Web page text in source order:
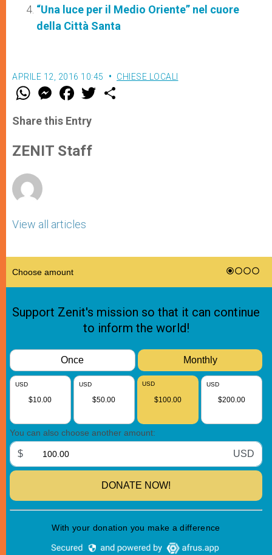
“Una luce per il Medio Oriente” nel cuore
della Città Santa
APRILE 12, 2016 10:45 CHIESE LOCALI
W
t
s
p
p
M
e
s
e
g
e
F
a
e
b
o
k
w
Share this Entry
ZENIT Staff
View all articles